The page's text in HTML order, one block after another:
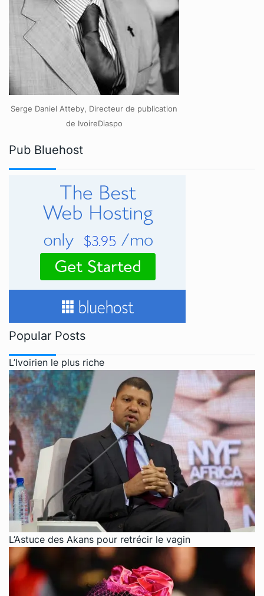
Serge Daniel Atteby, Directeur de publication
de IvoireDiaspo
Pub Bluehost
Popular Posts
L’Ivoirien le plus riche
L’Astuce des Akans pour retrécir le vagin